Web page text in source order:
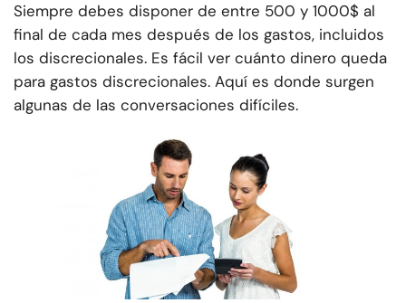
Siempre debes disponer de entre 500 y 1000$ al
final de cada mes después de los gastos, incluidos
los discrecionales. Es fácil ver cuánto dinero queda
para gastos discrecionales. Aquí es donde surgen
algunas de las conversaciones difíciles.